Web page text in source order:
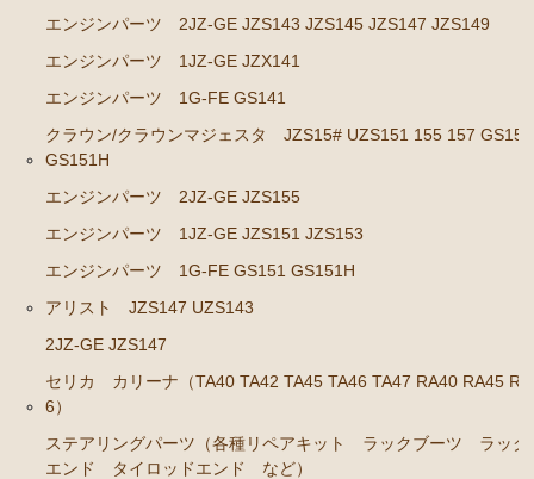
エンジンパーツ 1G-FE GS141
クラウン/クラウンマジェスタ JZS15# UZS151 155 157
GS151 GS151H
エンジンパーツ 2JZ-GE JZS155
エンジンパーツ 1JZ-GE JZS151 JZS153
2JZ-GE JZS147
セリカ カリーナ（TA40 TA42 TA45 TA46 TA47 RA40
RA45 RA46）
ステアリングパーツ（各種リペアキット ラックブー
エンジンパーツ 2JZ-GE JZS143 JZS145 JZS147 JZS149
エンジンパーツ 1JZ-GE JZX141
エンジンパーツ 1G-FE GS141
クラウン/クラウンマジェスタ JZS15# UZS151 155 157 GS151
GS151H
エンジンパーツ 2JZ-GE JZS155
エンジンパーツ 1JZ-GE JZS151 JZS153
エンジンパーツ 1G-FE GS151 GS151H
アリスト JZS147 UZS143
2JZ-GE JZS147
セリカ カリーナ（TA40 TA42 TA45 TA46 TA47 RA40 RA45
6）
ステアリングパーツ（各種リペアキット ラックブーツ ラック
エンド タイロッドエンド など）